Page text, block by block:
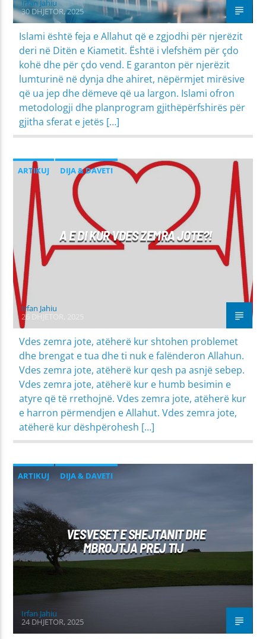
Irfan Jahiu
30 DHJETOR, 2025
Islami është feja e Allahut që e zgjodhi për njerëzit
deri në Ditën e Kiametit. Është i vlefshëm për çdo
kohë dhe për çdo vend. E garanton për njerëzit
lumturinë në dynja dhe ahiret, nëpërmjet mirësive
që ua jep dhe dëmeve që ua largon. Islami ofron
metodologji dhe planprogram gjithëpërfshirës për
gjitha sferat e jetës […]
ARTIKUJ
DIJA & DAVETI
MIRËSJELLJA - EDUKATA FETARE
PROBLEME SHPIRTËRORE & SHOQËRORE
A E DI KUR VDES ZEMRA JOTE?!
Irfan Jahiu
26 DHJETOR, 2025
Vdes zemra jote, atëherë kur shtohen problemet
dhe brengat e tua dhe ti nuk e falënderon Allahun.
Vdes zemra jote, atëherë kur qesh pa asnjë sebep.
Vdes zemra jote, atëherë kur e humb besimin e
atyre që të rrethojnë. Vdes zemra jote, atëherë kur
e harron përmendjen e Allahut. Vdes zemra jote,
atëherë kur dëshpërohesh […]
ARTIKUJ
DIJA & DAVETI
PASTËRTIA
PROBLEME SHPIRTËRORE & SHOQËRORE
VESVESET E SHEJTANIT DHE
MBROJTJA PREJ TIJ
Irfan Jahiu
24 DHJETOR, 2025